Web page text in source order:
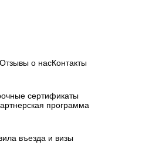
Отзывы о насКонтакты
сертификаты
программа
въезда и визы